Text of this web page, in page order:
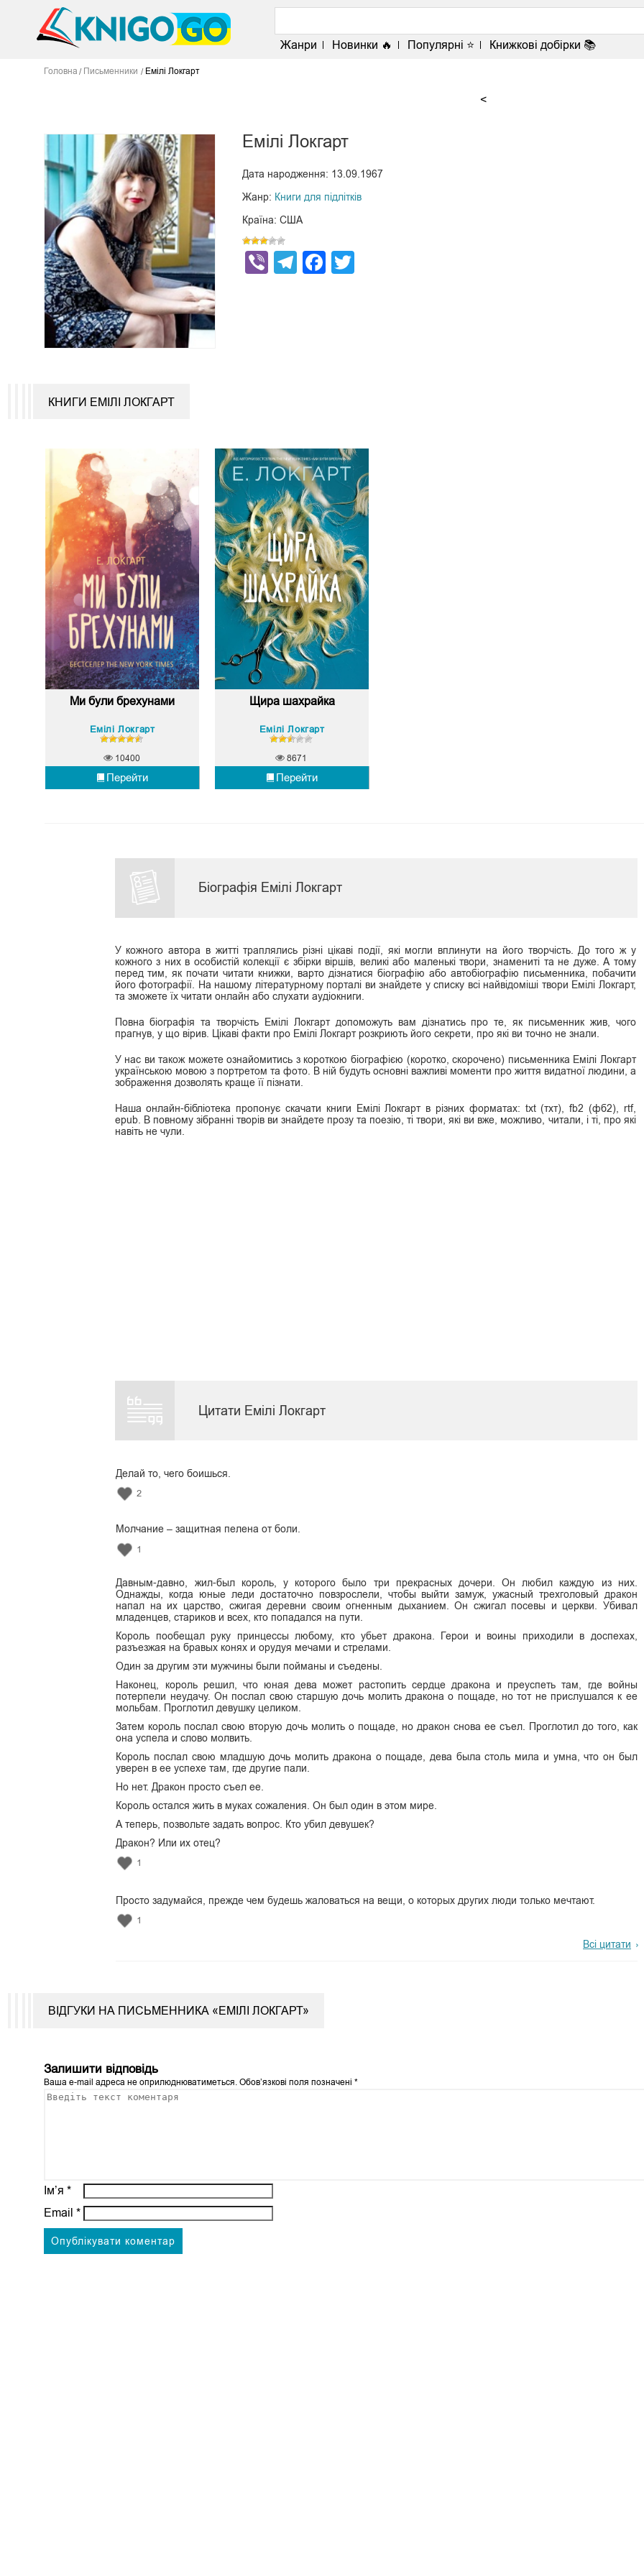
Жанри Новинки 🔥 Популярні ⭐ Книжкові добірки 📚
Головна Письменники Емілі Локгарт
<
Емілі Локгарт
Дата народження: 13.09.1967
Жанр: Книги для підлітків
Країна: США
ViberTelegram
Facebook
КНИГИ ЕМІЛІ ЛОКГАРТ
Ми були брехунами
Емілі Локгарт
Перейти
10400
Щира шахрайка
Емілі Локгарт
Перейти
8671
Біографія Емілі Локгарт
У кожного автора в житті траплялись різні цікаві події, які могли вплинути на його творчість. До того ж у
кожного з них в особистій колекції є збірки віршів, великі або маленькі твори, знамениті та не дуже. А тому
перед тим, як почати читати книжки, варто дізнатися біографію або автобіографію письменника, побачити
його фотографії. На нашому літературному порталі ви знайдете у списку всі найвідоміші твори Емілі Локгарт,
та зможете їх читати онлайн або слухати аудіокниги.
Повна біографія та творчість Емілі Локгарт допоможуть вам дізнатись про те, як письменник жив, чого
прагнув, у що вірив. Цікаві факти про Емілі Локгарт розкриють його секрети, про які ви точно не знали.
У нас ви також можете ознайомитись з короткою біографією (коротко, скорочено) письменника Емілі Локгарт
українською мовою з портретом та фото. В ній будуть основні важливі моменти про життя видатної людини, а
зображення дозволять краще її пізнати.
Наша онлайн-бібліотека пропонує скачати книги Емілі Локгарт в різних форматах: txt (тхт), fb2 (фб2), rtf,
epub. В повному зібранні творів ви знайдете прозу та поезію, ті твори, які ви вже, можливо, читали, і ті, про які
навіть не чули.
Цитати Емілі Локгарт
Делай то, чего боишься.
2
Молчание – защитная пелена от боли.
1
Давным-давно, жил-был король, у которого было три прекрасных дочери. Он любил каждую из них.
Однажды, когда юные леди достаточно повзрослели, чтобы выйти замуж, ужасный трехголовый дракон
напал на их царство, сжигая деревни своим огненным дыханием. Он сжигал посевы и церкви. Убивал
младенцев, стариков и всех, кто попадался на пути.
Король пообещал руку принцессы любому, кто убьет дракона. Герои и воины приходили в доспехах,
разъезжая на бравых конях и орудуя мечами и стрелами.
Один за другим эти мужчины были пойманы и съедены.
Наконец, король решил, что юная дева может растопить сердце дракона и преуспеть там, где войны
потерпели неудачу. Он послал свою старшую дочь молить дракона о пощаде, но тот не прислушался к ее
мольбам. Проглотил девушку целиком.
Затем король послал свою вторую дочь молить о пощаде, но дракон снова ее съел. Проглотил до того, как
она успела и слово молвить.
Король послал свою младшую дочь молить дракона о пощаде, дева была столь мила и умна, что он был
уверен в ее успехе там, где другие пали.
Но нет. Дракон просто съел ее.
Король остался жить в муках сожаления. Он был один в этом мире.
А теперь, позвольте задать вопрос. Кто убил девушек?
Дракон? Или их отец?
1
Просто задумайся, прежде чем будешь жаловаться на вещи, о которых других люди только мечтают.
1
Всі цитати
ВІДГУКИ НА ПИСЬМЕННИКА «ЕМІЛІ ЛОКГАРТ»
Залишити відповідь
Ваша e-mail адреса не оприлюднюватиметься. Обов’язкові поля позначені*
Ім’я*
Email*